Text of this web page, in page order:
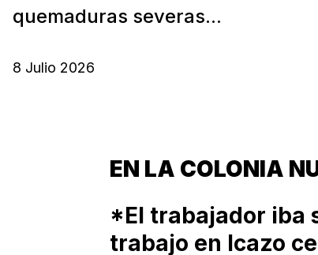
quemaduras severas...
8 Julio 2026
EN LA COLONIA
*El trabajador iba
trabajo en Icazo